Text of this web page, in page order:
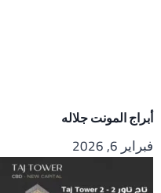
أبراج المونت جلاله
فبراير 6, 2026